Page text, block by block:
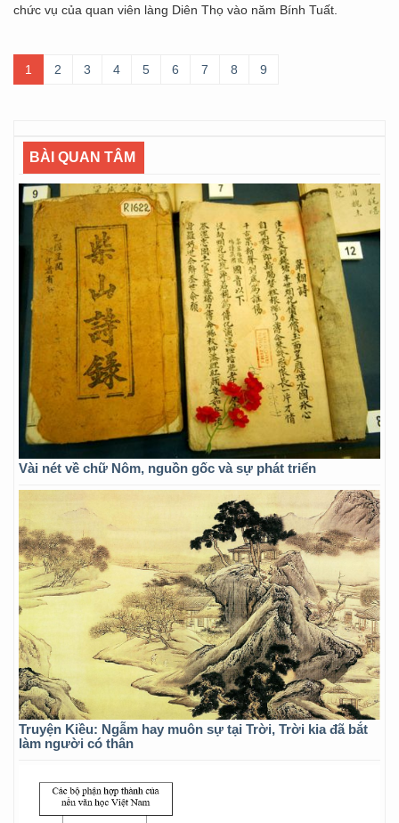
chức vụ của quan viên làng Diên Thọ vào năm Bính Tuất.
1 2 3 4 5 6 7 8 9
BÀI QUAN TÂM
Vài nét về chữ Nôm, nguồn gốc và sự phát triển
Truyện Kiều: Ngẫm hay muôn sự tại Trời, Trời kia đã bắt
làm người có thân